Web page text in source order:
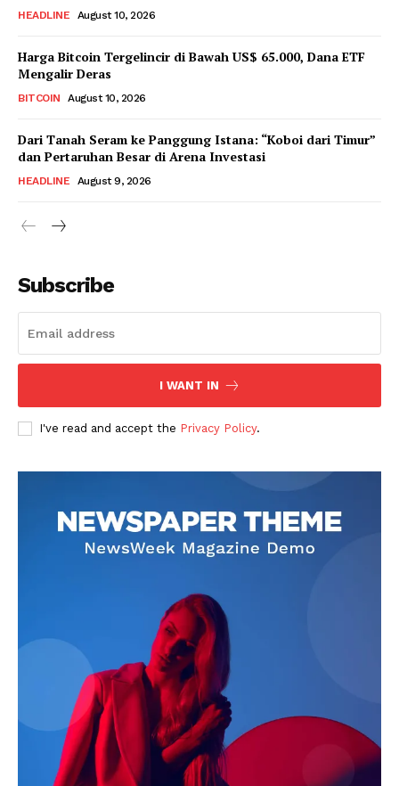
HEADLINE August 10, 2026
Harga Bitcoin Tergelincir di Bawah US$ 65.000, Dana ETF
Mengalir Deras
BITCOIN August 10, 2026
Dari Tanah Seram ke Panggung Istana: “Koboi dari Timur”
dan Pertaruhan Besar di Arena Investasi
HEADLINE August 9, 2026
Subscribe
I WANT IN
I've read and accept the Privacy Policy.